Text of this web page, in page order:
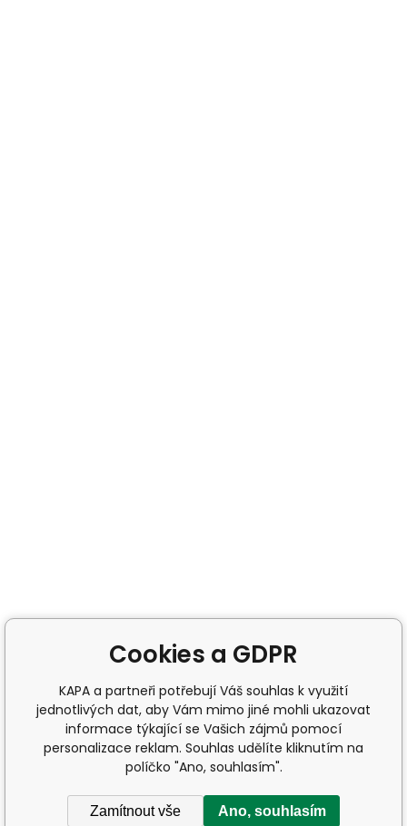
Cookies a GDPR
KAPA a partneři potřebují Váš souhlas k využití
jednotlivých dat, aby Vám mimo jiné mohli ukazovat
informace týkající se Vašich zájmů pomocí
personalizace reklam. Souhlas udělíte kliknutím na
políčko "Ano, souhlasím".
Zamítnout vše Ano, souhlasím